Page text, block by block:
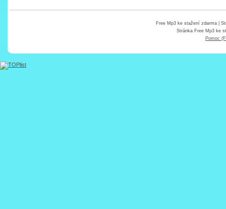
Free Mp3 ke stažení zdarma|
Stránka Free Mp3 ke
Pomoc